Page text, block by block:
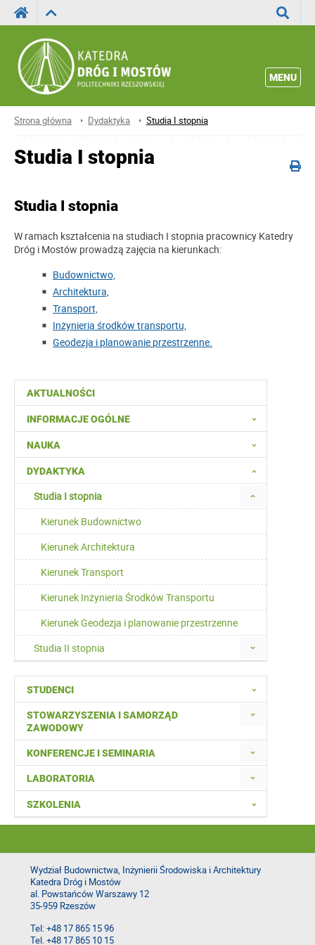
MENU
Strona główna Dydaktyka Studia I stopnia
AKTUALNOŚCI
INFORMACJE OGÓLNE
NAUKA
DYDAKTYKA
Studia I stopnia
Kierunek Budownictwo
Kierunek Architektura
Kierunek Transport
Kierunek Inżynieria Środków Transportu
Kierunek Geodezja i planowanie przestrzenne
Studia II stopnia
STUDENCI
STOWARZYSZENIA I SAMORZĄD
ZAWODOWY
KONFERENCJE I SEMINARIA
LABORATORIA
SZKOLENIA
Studia I stopnia
Studia I stopnia
W ramach kształcenia na studiach I stopnia pracownicy Katedry
Dróg i Mostów prowadzą zajęcia na kierunkach:
Budownictwo,
Architektura,
Transport,
Inżynieria środków transportu,
Geodezja i planowanie przestrzenne.
Wydział Budownictwa, Inżynierii Środowiska i Architektury
Katedra Dróg i Mostów
al. Powstańców Warszawy 12
35-959 Rzeszów
Tel: +48 17 865 15 96
Tel. +48 17 865 10 15